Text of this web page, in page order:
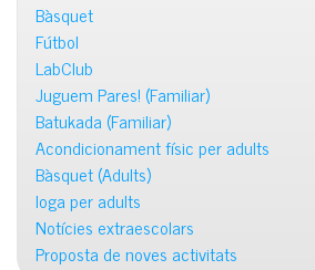
Bàsquet
Fútbol
LabClub
Juguem Pares! (Familiar)
Batukada (Familiar)
Acondicionament físic per adults
Bàsquet (Adults)
Ioga per adults
Notícies extraescolars
Proposta de noves activitats